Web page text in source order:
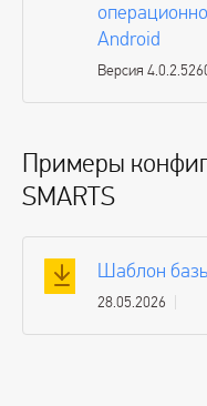
Android
Версия
Примеры
SMARTS
Шаблон
28.05.2026